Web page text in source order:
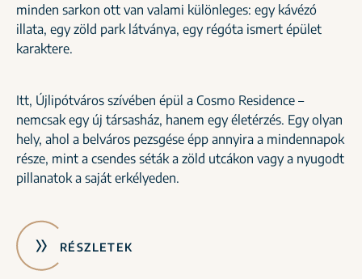
minden sarkon ott van valami különleges: egy kávézó
illata, egy zöld park látványa, egy régóta ismert épület
karaktere.
Itt, Újlipótváros szívében épül a Cosmo Residence –
nemcsak egy új társasház, hanem egy életérzés. Egy olyan
hely, ahol a belváros pezsgése épp annyira a mindennapok
része, mint a csendes séták a zöld utcákon vagy a nyugodt
pillanatok a saját erkélyeden.
RÉSZLETEK